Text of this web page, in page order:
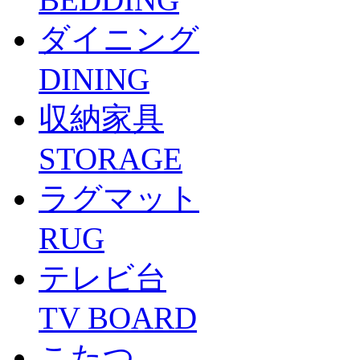
ダイニング
DINING
収納家具
STORAGE
ラグマット
RUG
テレビ台
TV BOARD